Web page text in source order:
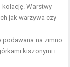
Warstwy
jak warzywa czy
na zimno.
kiszonymi i